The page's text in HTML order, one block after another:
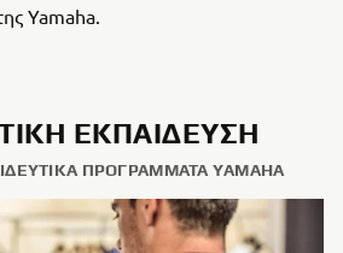
Yamaha.
ΕΚΠΑΊΔΕΥΣΗ
ΠΡΟΓΡΆΜΜΑΤΑ YAMAHA